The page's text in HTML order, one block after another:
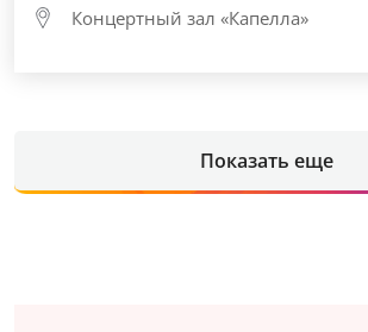
Концертный зал «Капелла»
Показать еще